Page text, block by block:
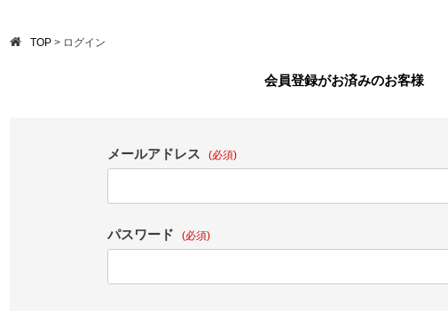
お盆期間も休まず発送！営業について
悪質サイトへのご注意
Members Service
TOP ログイン
会員登録がお済みのお客様
メールアドレス (必須)
パスワード (必須)